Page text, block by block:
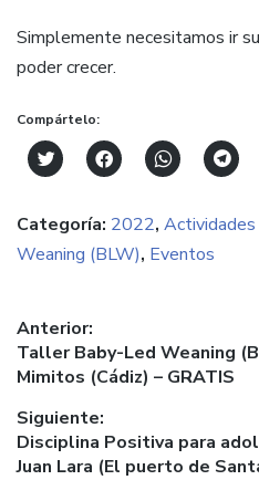
Simplemente necesitamos ir
poder crecer.
Compártelo:
Click
on
Twitter
(Se
abre
nueva)
Haz
compartir
en
Facebook
(Se
Haz
compartir
en
WhatsApp
(Se
Haz
en
(Se
Categoría: 2022,
Weaning (BLW), Eventos
Navegación
de
entradas
Anterior:
Entrada
anterior:
Taller Baby-Led Weaning
Mimitos (Cádiz) – GRATIS
Siguiente:
Entrada
siguiente:
Disciplina Positiva para
Juan Lara (El puerto de